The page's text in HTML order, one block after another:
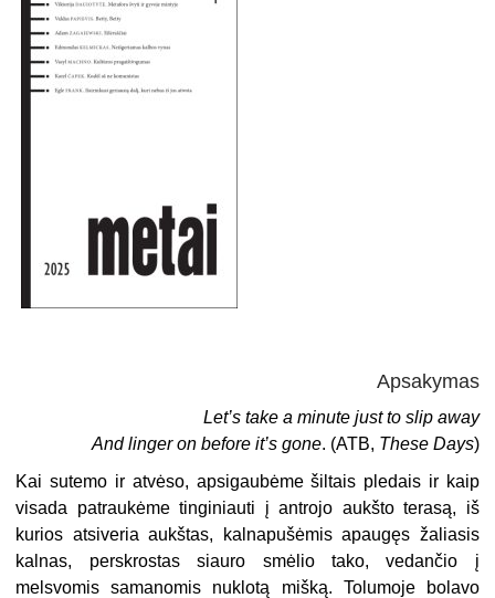
Apsakymas
Let’s take a minute just to slip away
And linger on before it’s gone. (ATB, These Days)
Kai sutemo ir atvėso, apsigaubėme šiltais pledais ir kaip
visada patraukėme tinginiauti į antrojo aukšto terasą, iš
kurios atsiveria aukštas, kalnapušėmis apaugęs žaliasis
kalnas, perskrostas siauro smėlio tako, vedančio į
melsvomis samanomis nuklotą mišką. Tolumoje bolavo